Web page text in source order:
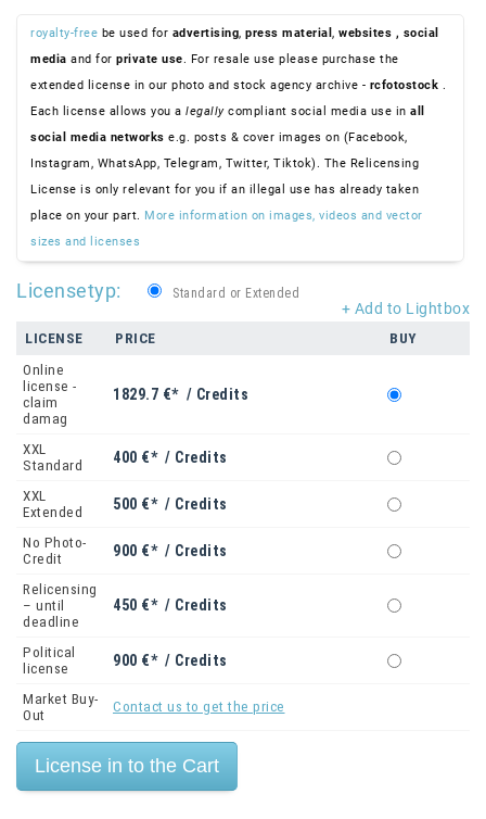
royalty-free be used for advertising, press material , websites , social
media and for private use. For resale use please purchase the
extended license in our photo and stock agency archive - rcfotostock .
Each license allows you a legallycompliant social media use in all
social media networks e.g. posts & cover images on (Facebook,
Instagram, WhatsApp, Telegram, Twitter, Tiktok). The Relicensing
License is only relevant for you if an illegal use has already taken
place on your part. More information on images, videos and vector
sizes and licenses
+ Add to Lightbox
Licensetyp: Standard or Extended
LICENSE PRICE
BUY
Online
license -
claim
damag
1829.7 €* / Credits
XXL
Standard
400 €* / Credits
XXL
Extended
500 €* / Credits
No Photo-
Credit
900 €* / Credits
Relicensing
– until
deadline
450 €* / Credits
Political
license
900 €* / Credits
Market Buy-
Out
Contact us to get the price